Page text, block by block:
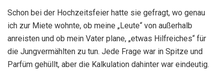
Schon bei der Hochzeitsfeier hatte sie gefragt, wo genau
ich zur Miete wohnte, ob meine „Leute“ von außerhalb
anreisten und ob mein Vater plane, „etwas Hilfreiches“ für
die Jungvermählten zu tun. Jede Frage war in Spitze und
Parfüm gehüllt, aber die Kalkulation dahinter war eindeutig.